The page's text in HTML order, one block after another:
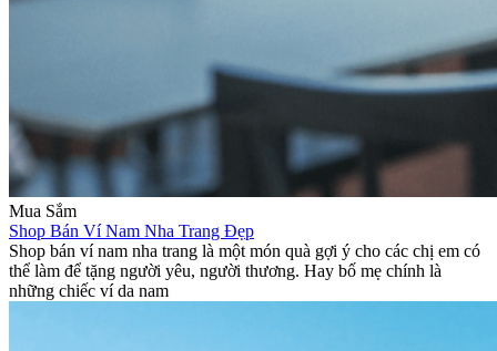
Mua Sắm
Shop Bán Ví Nam Nha Trang Đẹp
Shop bán ví nam nha trang là một món quà gợi ý cho các chị em có
thể làm để tặng người yêu, người thương. Hay bố mẹ chính là
những chiếc ví da nam